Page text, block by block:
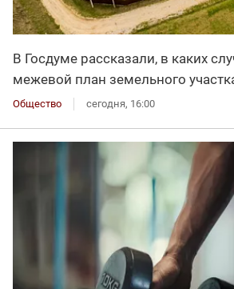
В Госдуме рассказали, в каких
межевой план земельного
Общество сегодня, 16:00